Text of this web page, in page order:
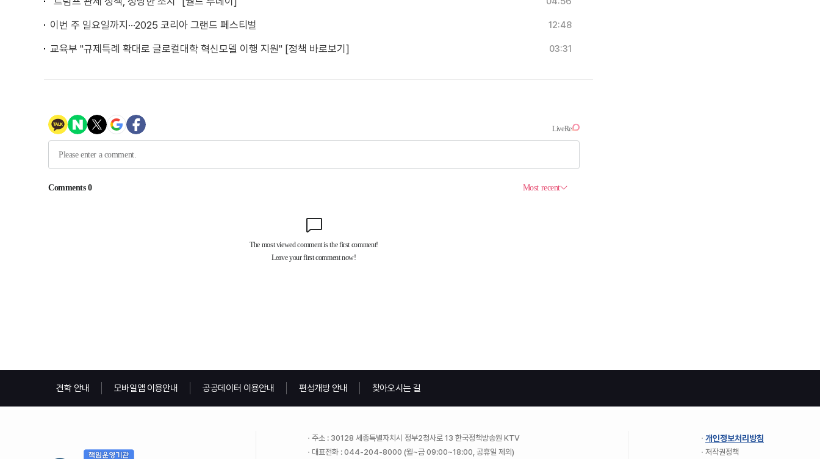
이번 주 일요일까지···2025 코리아 그랜드 페스티벌 12:48
교육부 "규제특례 확대로 글로컬대학 혁신모델 이행 지원" [정책 바로보기] 03:31
견학 안내 모바일앱 이용안내 공공데이터 이용안내 편성개방 안내 찾아오시는 길
주소 : 30128 세종특별자치시 정부2청사로 13 한국정책방송원 KTV
대표전화 : 044-204-8000 (월~금 09:00~18:00, 공휴일 제외)
개인정보처리방침
저작권정책